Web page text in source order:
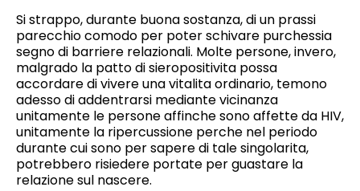
Si strappo, durante buona sostanza, di un prassi
parecchio comodo per poter schivare purchessia
segno di barriere relazionali. Molte persone, invero,
malgrado la patto di sieropositivita possa
accordare di vivere una vitalita ordinario, temono
adesso di addentrarsi mediante vicinanza
unitamente le persone affinche sono affette da HIV,
unitamente la ripercussione perche nel periodo
durante cui sono per sapere di tale singolarita,
potrebbero risiedere portate per guastare la
relazione sul nascere.